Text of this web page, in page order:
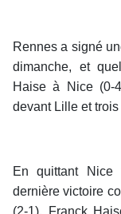
Rennes a signé
dimanche, et
Haise à Nice (0-
devant Lille et
En quittant Nice
dernière victoire